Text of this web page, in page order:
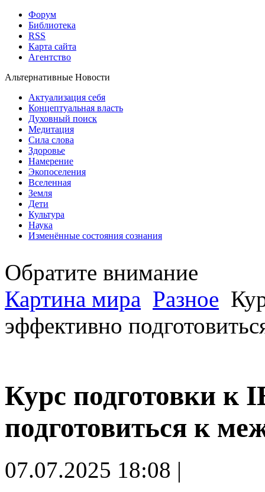
Форум
Библиотека
RSS
Карта сайта
Агентство
Альтернативные Новости
Актуализация себя
Концептуальная власть
Духовный поиск
Медитация
Сила слова
Здоровье
Намерение
Экопоселения
Вселенная
Земля
Дети
Культура
Наука
Изменённые состояния сознания
Обратите внимание
Картина мира Разное
эффективно
Курс подготовки к
подготовиться к
07.07.2025 18:08 |